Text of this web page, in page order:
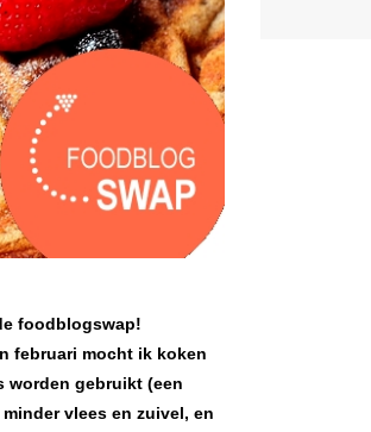
foodblogswap!
februari mocht ik koken
worden gebruikt (een
vlees en zuivel, en